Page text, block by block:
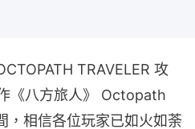
TRAVELER 攻
《八方旅人》 Octopath
，相信各位玩家已如火如荼